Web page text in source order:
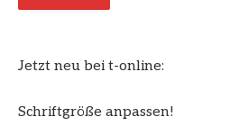
Jetzt neu bei t-online:
Schriftgröße anpassen!